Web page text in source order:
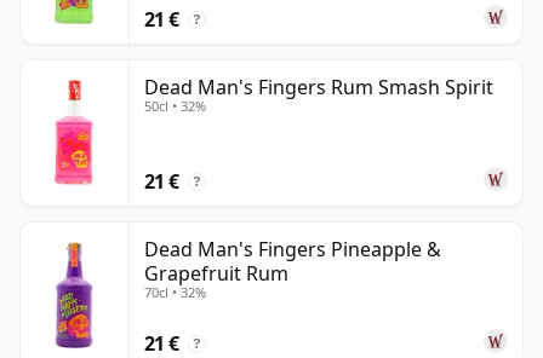
útil como guía simple para los bebedores, es menos
encuentran más comúnmente en las estanterías.
21 € ?
Dead Man's Fingers Rum Smash Spirit
50cl • 32%
21 € ?
Dead Man's Fingers Pineapple &
Grapefruit Rum
70cl • 32%
21 € ?